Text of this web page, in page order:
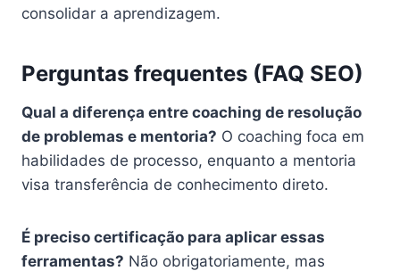
consolidar a aprendizagem.
Perguntas frequentes (FAQ SEO)
Qual a diferença entre coaching de resolução
de problemas e mentoria? O coaching foca em
habilidades de processo, enquanto a mentoria
visa transferência de conhecimento direto.
É preciso certificação para aplicar essas
ferramentas? Não obrigatoriamente, mas